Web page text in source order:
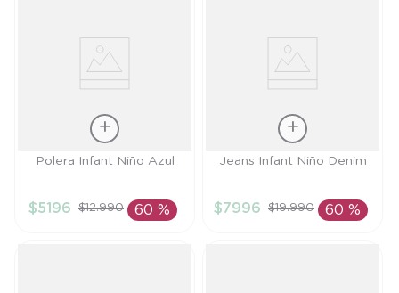
Talla
AÑADIR AL
Polera Infant Niño Azul
$5196 $12.990 60 %
Talla
AÑADIR AL
Jeans Infant Niño Denim
$7996 $19.990 60 %